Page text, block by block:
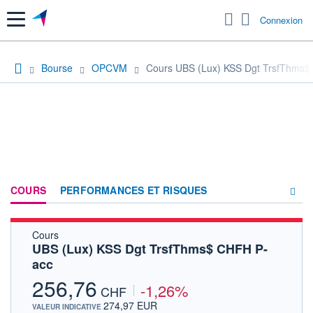
Menu Connexion
Bourse OPCVM Cours UBS (Lux) KSS Dgt
COURS PERFORMANCES ET RISQUES
FORUM
Cours
UBS (Lux) KSS Dgt TrsfThms$ CHFH P-
acc
256,76 CHF -1,26%
VALEUR INDICATIVE 274,97 EUR